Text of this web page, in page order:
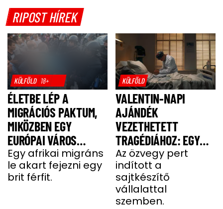
RIPOST HÍREK
KÜLFÖLD 18+
ÉLETBE LÉP A
MIGRÁCIÓS PAKTUM,
MIKÖZBEN EGY
EURÓPAI VÁROS
LÁNGOKBAN ÁLL A
MIGRÁNSERŐSZAK
MIATT
Egy afrikai migráns
le akart fejezni egy
brit férfit.
KÜLFÖLD
VALENTIN-NAPI
AJÁNDÉK
VEZETHETETT
TRAGÉDIÁHOZ: EGY
SAJT MIATT HALT MEG
A FÉRJ
Az özvegy pert
indított a
sajtkészítő
vállalattal
szemben.